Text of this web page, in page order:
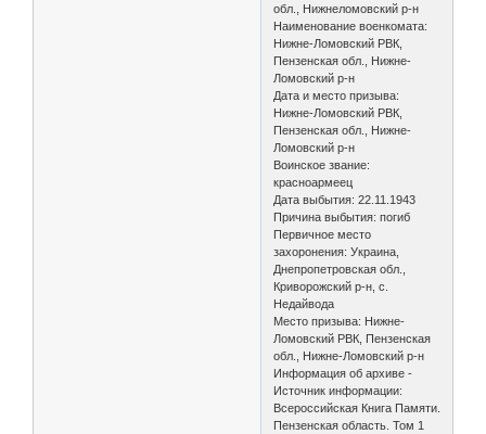
обл., Нижнеломовский р-н
Наименование военкомата:
Нижне-Ломовский РВК,
Пензенская обл., Нижне-
Ломовский р-н
Дата и место призыва:
Нижне-Ломовский РВК,
Пензенская обл., Нижне-
Ломовский р-н
Воинское звание:
красноармеец
Дата выбытия: 22.11.1943
Причина выбытия: погиб
Первичное место
захоронения: Украина,
Днепропетровская обл.,
Криворожский р-н, с.
Недайвода
Место призыва: Нижне-
Ломовский РВК, Пензенская
обл., Нижне-Ломовский р-н
Информация об архиве -
Источник информации:
Всероссийская Книга Памяти.
Пензенская область. Том 1